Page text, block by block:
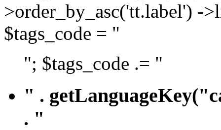
>order_by_asc('tt.label') -
$tags_code = "
"; $tags_code .= "
" .
. "